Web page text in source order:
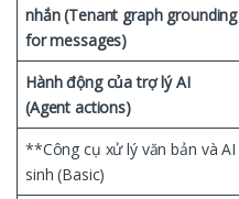
nhắn (Tenant graph grounding
for messages)
Hành động của trợ lý AI
(Agent actions)
**Công cụ xử lý văn bản và AI
sinh (Basic)